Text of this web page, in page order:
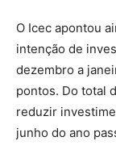
O Icec apontou
intenção de
dezembro a
pontos. Do total
reduzir
junho do ano